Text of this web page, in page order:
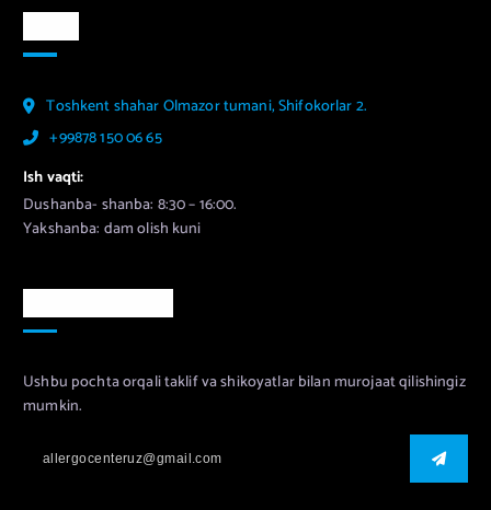
Toshkent shahar Olmazor tumani, Shifokorlar 2.
+99878 150 06 65
Ish vaqti:
Dushanba- shanba: 8:30 – 16:00.
Yakshanba: dam olish kuni
Ushbu pochta orqali taklif va shikoyatlar bilan murojaat qilishingiz
mumkin.